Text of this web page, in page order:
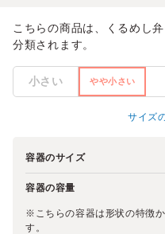
こちらの商品は、くるめし
分類されます。
小さい やや小さい
サイズ
容器のサイズ
容器の容量
※こちらの容器は形状の特徴
す。